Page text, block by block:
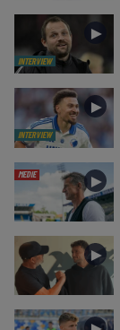
INTERVIEW
►
INTERVIEW
►
MEDIE ►
►